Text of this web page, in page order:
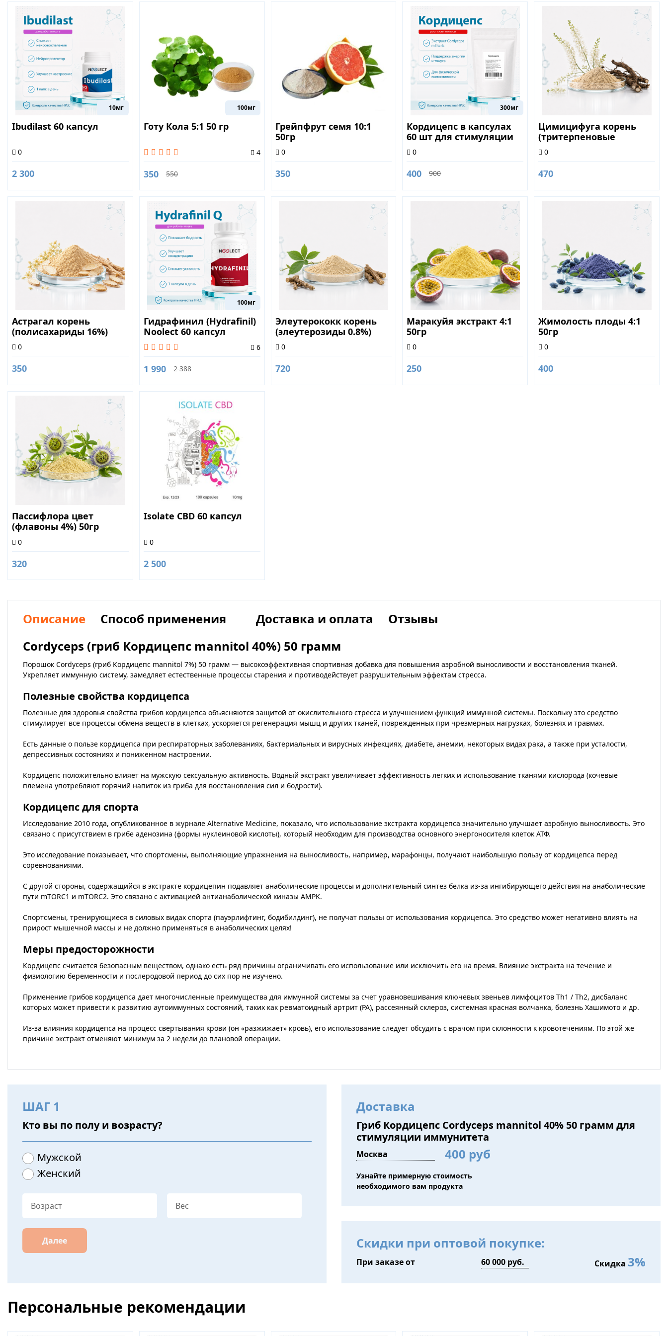
10мг
Ibudilast 60 капсул
0
2 300
100мг
Готу Кола 5:1 50 гр
4
350 550
Грейпфрут семя 10:1
50гр
0
350
300мг
Кордицепс в капсулах
60 шт для стимуляции
иммунитета
0
400 900
Цимицифуга корень
(тритерпеновые
гликозиды 2.5%) 50гр
0
470
Астрагал корень
(полисахариды 16%)
50гр
0
350
100мг
Гидрафинил (Hydrafinil)
Nooleсt 60 капсул
6
1 990 2 388
Элеутерококк корень
(элеутерозиды 0.8%)
50гр
0
720
Маракуйя экстракт 4:1
50гр
0
250
Жимолость плоды 4:1
50гр
0
400
Пассифлора цвет
(флавоны 4%) 50гр
0
320
Isolate CBD 60 капсул
0
2 500
Описание Способ применения Доставка и оплата
Отзывы
Cordyceps (гриб Кордицепс mannitol 40%) 50 грамм
Порошок Cordyceps (гриб Кордицепс mannitol 7%) 50 грамм — высокоэффективная спортивная добавка для повышения аэробной выносливости и восстановления тканей.
Укрепляет иммунную систему, замедляет естественные процессы старения и противодействует разрушительным эффектам стресса.
Полезные свойства кордицепса
Полезные для здоровья свойства грибов кордицепса объясняются защитой от окислительного стресса и улучшением функций иммунной системы. Поскольку это средство
стимулирует все процессы обмена веществ в клетках, ускоряется регенерация мышц и других тканей, поврежденных при чрезмерных нагрузках, болезнях и травмах.
Есть данные о пользе кордицепса при респираторных заболеваниях, бактериальных и вирусных инфекциях, диабете, анемии, некоторых видах рака, а также при усталости,
депрессивных состояниях и пониженном настроении.
Кордицепс положительно влияет на мужскую сексуальную активность. Водный экстракт увеличивает эффективность легких и использование тканями кислорода (кочевые
племена употребляют горячий напиток из гриба для восстановления сил и бодрости).
Кордицепс для спорта
Исследование 2010 года, опубликованное в журнале Alternative Medicine, показало, что использование экстракта кордицепса значительно улучшает аэробную выносливость. Это
связано с присутствием в грибе аденозина (формы нуклеиновой кислоты), который необходим для производства основного энергоносителя клеток АТФ.
Это исследование показывает, что спортсмены, выполняющие упражнения на выносливость, например, марафонцы, получают наибольшую пользу от кордицепса перед
соревнованиями.
С другой стороны, содержащийся в экстракте кордицепин подавляет анаболические процессы и дополнительный синтез белка из-за ингибирующего действия на анаболические
пути mTORC1 и mTORC2. Это связано с активацией антианаболической киназы AMPK.
Спортсмены, тренирующиеся в силовых видах спорта (пауэрлифтинг, бодибилдинг), не получат пользы от использования кордицепса. Это средство может негативно влиять на
прирост мышечной массы и не должно применяться в анаболических целях!
Меры предосторожности
Кордицепс считается безопасным веществом, однако есть ряд причины ограничивать его использование или исключить его на время. Влияние экстракта на течение и
физиологию беременности и послеродовой период до сих пор не изучено.
Применение грибов кордицепса дает многочисленные преимущества для иммунной системы за счет уравновешивания ключевых звеньев лимфоцитов Th1 / Th2, дисбаланс
которых может привести к развитию аутоиммунных состояний, таких как ревматоидный артрит (РА), рассеянный склероз, системная красная волчанка, болезнь Хашимото и др.
Из-за влияния кордицепса на процесс свертывания крови (он «разжижает» кровь), его использование следует обсудить с врачом при склонности к кровотечениям. По этой же
причине экстракт отменяют минимум за 2 недели до плановой операции.
ШАГ 1
Кто вы по полу и возрасту?
Мужской
Женский
Далее
Доставка
Гриб Кордицепс Cordyceps mannitol 40% 50 грамм для
стимуляции иммунитета
400 руб
Узнайте примерную стоимость
необходимого вам продукта
Скидки при оптовой покупке:
При заказе от Скидка 3%
Персональные рекомендации